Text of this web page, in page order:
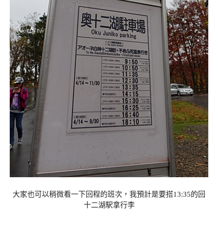
大家也可以稍微看一下回程的班次，我預計是要搭13:35的回
十二湖駅拿行李